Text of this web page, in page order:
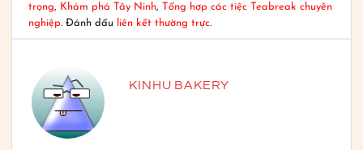
trọng, Khám phá Tây Ninh, Tổng hợp các tiệc Teabreak chuyên
nghiệp. Đánh dấu liên kết thường trực.
KINHU BAKERY